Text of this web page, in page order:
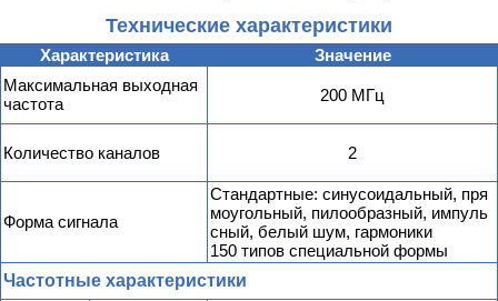
Технические характеристики
Характеристика
Значение
Максимальная выходная
частота
200 МГц
Количество каналов 2
Форма сигнала
Стандартные: синусоидальный, пря
моугольный, пилообразный, импуль
сный, белый шум, гармоники
150 типов специальной формы
Частотные характеристики